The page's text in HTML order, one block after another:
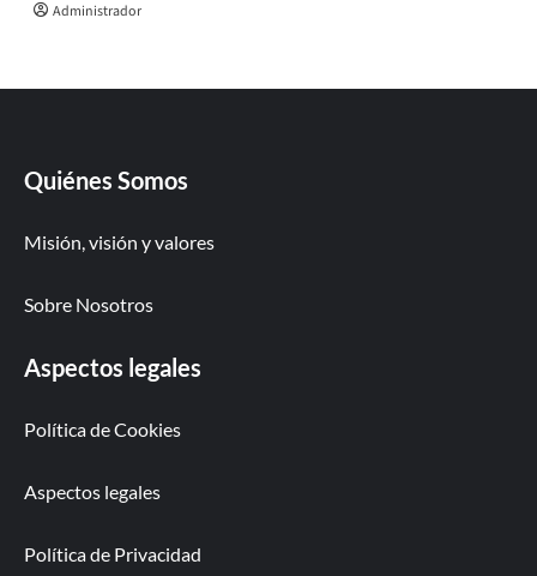
Administrador
Quiénes Somos
Misión, visión y valores
Sobre Nosotros
Aspectos legales
Política de Cookies
Aspectos legales
Política de Privacidad